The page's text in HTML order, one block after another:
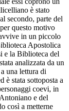
è stato
secondo, parte del
questo motivo
in un piccolo
Apostolica
e la Biblioteca del
analizzata da un
una lettura di
stata sottoposta a
coevi, in
e del
così a metterne